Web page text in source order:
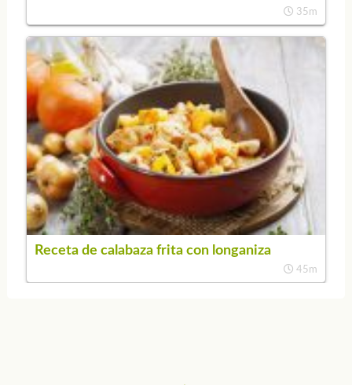
35m
Receta de calabaza frita con longaniza
45m